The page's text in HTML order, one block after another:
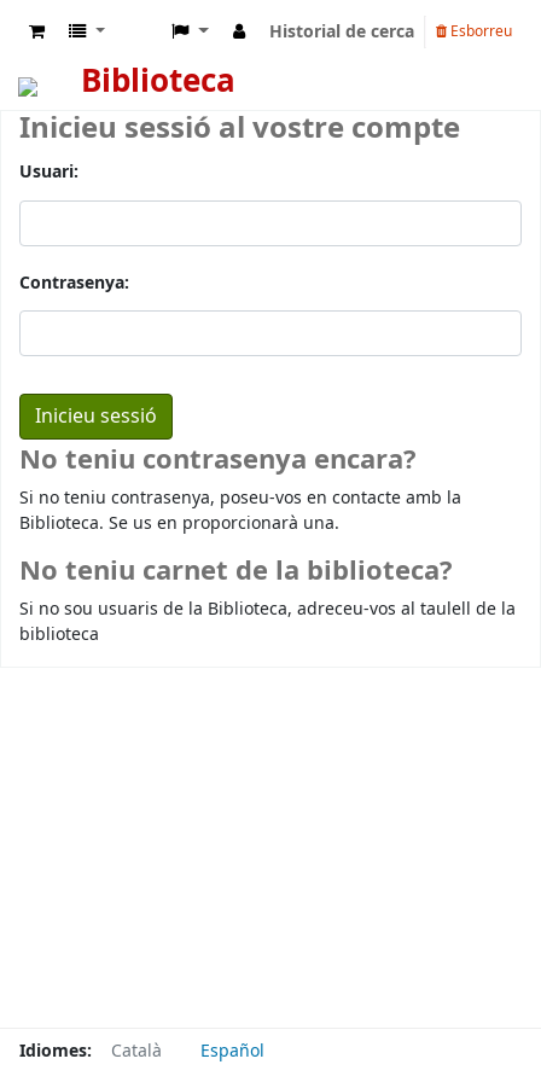
Historial de cerca Esborreu
Biblioteca
Inicieu sessió al vostre compte
Usuari:
Contrasenya:
No teniu contrasenya encara?
Si no teniu contrasenya, poseu-vos en contacte amb la
Biblioteca. Se us en proporcionarà una.
No teniu carnet de la biblioteca?
Si no sou usuaris de la Biblioteca, adreceu-vos al taulell de la
biblioteca
Idiomes: Català Español